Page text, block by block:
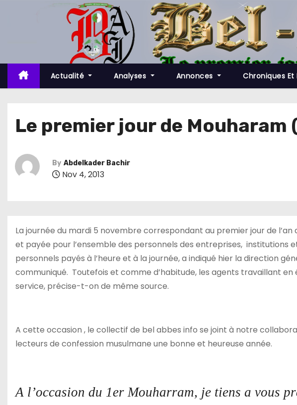
t
c
Actualité Analyses Annonces Chroniques Et
Le premier jour de
By Abdelkader Bachir
Nov 4, 2013
La journée du mardi 5 novembre correspondant au premier jour de
et payée pour l’ensemble des personnels des entreprises, institutions
personnels payés à l’heure et à la journée, a indiqué hier la direction
communiqué. Toutefois et comme d’habitude, les agents travaillant en
service, précise-t-on de même source.
A cette occasion , le collectif de bel abbes info se joint à notre
lecteurs de confession musulmane une bonne et heureuse année.
A l’occasion du 1er Mouharram, je tiens a vous